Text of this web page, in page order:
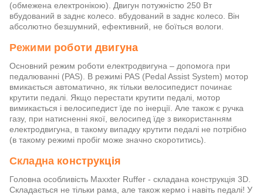
(обмежена електронікою). Двигун потужністю 250 Вт
вбудований в заднє колесо. вбудований в заднє колесо. Він
абсолютно безшумний, ефективний, не боїться вологи.
Режими роботи двигуна
Основний режим роботи електродвигуна – допомога при
педалюванні (PAS). В режимі PAS (Pedal Assist System) мотор
вмикається автоматично, як тільки велосипедист починає
крутити педалі. Якщо перестати крутити педалі, мотор
вимикається і велосипедист їде по інерції. Але також є ручка
газу, при натисненні якої, велосипед їде з використанням
електродвигуна, в такому випадку крутити педалі не потрібно
(в такому режимі пробіг може значно скоротитись).
Складна конструкція
Головна особливість Maxxter Ruffer - складана конструкція 3D.
Складається не тільки рама, але також кермо і навіть педалі! У